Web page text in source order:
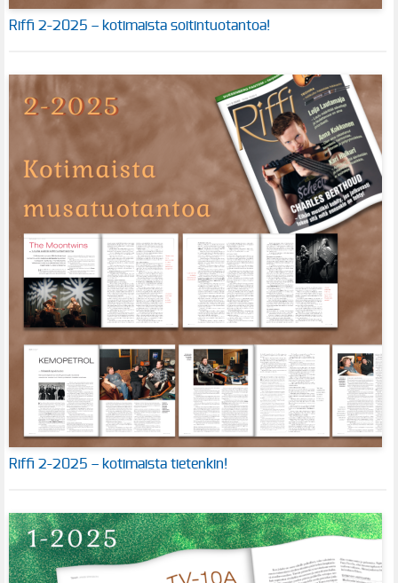
Riffi 2-2025 – kotimaista soitintuotantoa!
Riffi 2-2025 – kotimaista tietenkin!